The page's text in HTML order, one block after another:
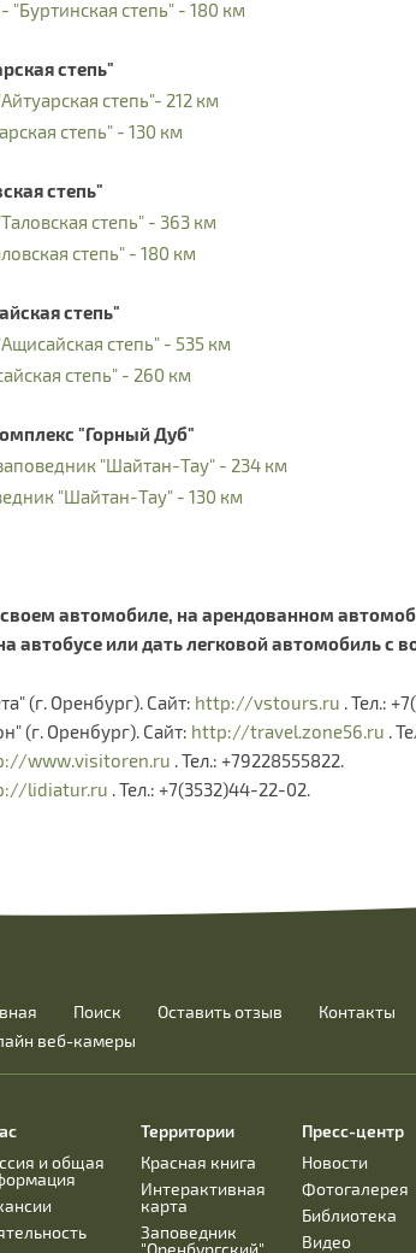
степь" - 180 км
степь"
степь"- 212 км
степь" - 130 км
степь"
степь" - 363 км
степь" - 180 км
степь"
степь" - 535 км
степь" - 260 км
"Горный Дуб"
"Шайтан-Тау" - 234 км
"Шайтан-Тау" - 130 км
автомобиле, на арендованном
автобусе или дать легковой автомобиль с
(г. Оренбург). Сайт: http://vstours.ru . Тел.:
(г. Оренбург). Сайт: http://travel.zone56.ru .
www.visitoren.ru . Тел.: +79228555822.
lidiatur.ru . Тел.: +7(3532)44-22-02.
Поиск Оставить отзыв
Контакты
веб-камеры
и общая
Территории
Красная книга
Интерактивная
карта
Заповедник
"Оренбургский"
Пресс-центр
Новости
Фотогалерея
Библиотека
Видео